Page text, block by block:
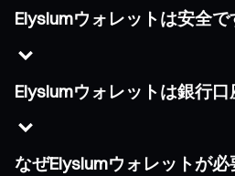
Elysiumウォレットは安全で
Elysiumウォレットは銀行口
なぜElysiumウォレットが必